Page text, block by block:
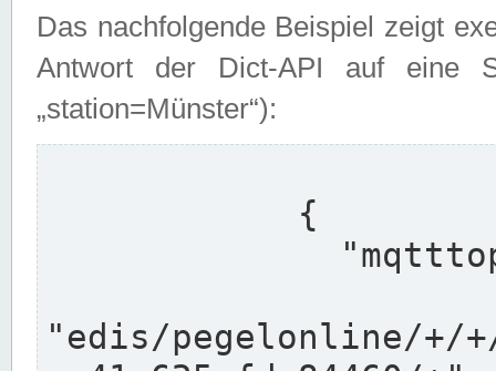
Das nachfolgende Beispiel zeigt
Antwort der Dict-API auf eine
„station=Münster“):
"edis/pegelonline/+/